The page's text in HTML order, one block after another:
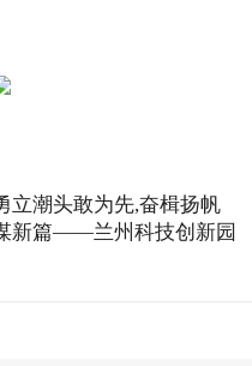
立潮头敢为先,奋楫扬帆
新篇——兰州科技创新园